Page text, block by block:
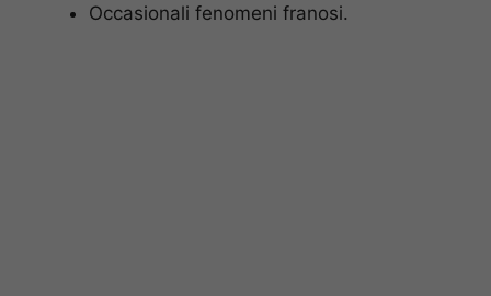
Occasionali fenomeni franosi.​